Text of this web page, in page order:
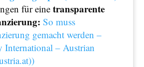
für eine transparente
So muss
gemacht werden –
International – Austrian